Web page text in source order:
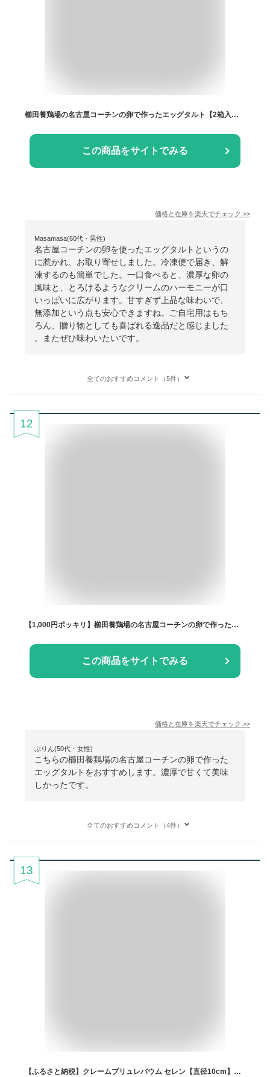
櫛田養鶏場の名古屋コーチンの卵で作ったエッグタルト【2箱入り(1箱3個入)】送料無料 名古屋コーチン スイーツ こだわり 冷凍便 ご自宅用 無添加 贈り物 愛知 お取り寄せ
この商品をサイトでみる
価格と在庫を楽天でチェック >>
Masamasa(60代・男性)
名古屋コーチンの卵を使ったエッグタルトというの
に惹かれ、お取り寄せしました。冷凍便で届き、解
凍するのも簡単でした。一口食べると、濃厚な卵の
風味と、とろけるようなクリームのハーモニーが口
いっぱいに広がります。甘すぎず上品な味わいで、
無添加という点も安心できますね。ご自宅用はもち
ろん、贈り物としても喜ばれる逸品だと感じました
。またぜひ味わいたいです。
全てのおすすめコメント（5件）
12
【1,000円ポッキリ】櫛田養鶏場の名古屋コーチンの卵で作ったエッグタルト【3個入り】名古屋コーチン スイーツ こだわり 冷凍便 ご自宅用 無添加 ホワイトデー お返し 贈り物 愛知 お取り寄せ
この商品をサイトでみる
価格と在庫を楽天でチェック >>
ぷりん(50代・女性)
こちらの櫛田養鶏場の名古屋コーチンの卵で作った
エッグタルトをおすすめします。濃厚で甘くて美味
しかったです。
全てのおすすめコメント（4件）
13
【ふるさと納税】クレームブリュレバウム セレン【直径10cm】スイーツ クレームブリュレ バウム 焼き菓子 キャラメリゼ デザート 洋菓子 贈答用 贈り物 ブリュレ おしゃれ 人気返礼品 人気店 愛知県 知多市 冷凍便 送料無料